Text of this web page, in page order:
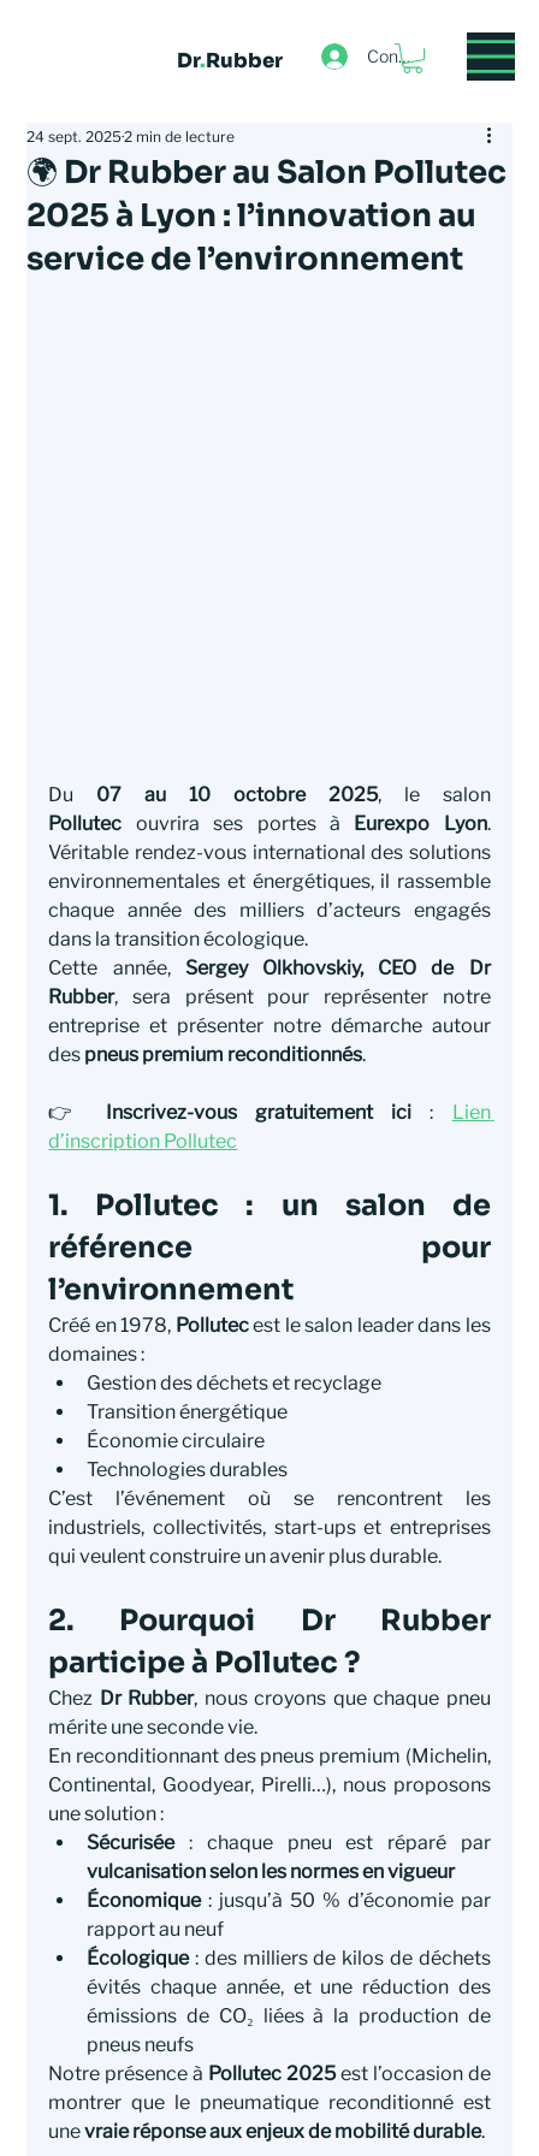
Dr.Rubber Connexion
🌍 Dr Rubber au Salon Pollutec
2025 à Lyon : l’innovation au
service de l’environnement
24 sept. 20252 min de lecture
Du 07 au 10 octobre 2025
, le salon
Pollutec ouvrira ses portes à Eurexpo Lyon.
Véritable rendez-vous international des solutions
environnementales et énergétiques, il rassemble
chaque année des milliers d’acteurs engagés
dans la transition écologique.
Cette année, Sergey Olkhovskiy, CEO de Dr
Rubber, sera présent pour représenter notre
entreprise et présenter notre démarche autour
des pneus premium reconditionnés.
👉 Inscrivez-vous gratuitement ici : Lien
d’inscription Pollutec
1. Pollutec : un salon de
référence pour
l’environnement
Créé en 1978, Pollutec est le salon leader dans les
domaines :
Gestion des déchets et recyclage
Transition énergétique
Économie circulaire
Technologies durables
C’est l’événement où se rencontrent les
industriels, collectivités, start-ups et entreprises
qui veulent construire un avenir plus durable.
2. Pourquoi Dr Rubber
participe à Pollutec ?
Chez Dr Rubber, nous croyons que chaque pneu
mérite une seconde vie.
En reconditionnant des pneus premium (Michelin,
Continental, Goodyear, Pirelli…), nous proposons
une solution :
Sécurisée
: chaque pneu est réparé par
vulcanisation selon les normes en vigueur
Économique : jusqu’à 50 % d’économie par
rapport au neuf
Écologique : des milliers de kilos de déchets
évités chaque année, et une réduction des
émissions de CO₂ liées à la production de
pneus neufs
Notre présence à Pollutec 2025 est l’occasion de
montrer que le pneumatique reconditionné est
une vraie réponse aux enjeux de mobilité durable.